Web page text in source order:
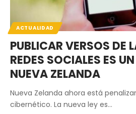
ACTUALIDAD
PUBLICAR VERSOS DE
REDES SOCIALES ES
NUEVA ZELANDA
Nueva Zelanda ahora está
cibernético. La nueva ley es…